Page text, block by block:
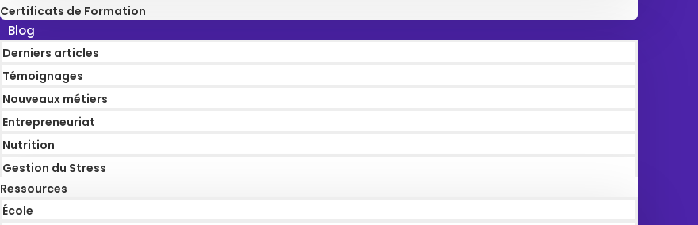
Certificats de Formation
Blog
Derniers articles
Témoignages
Nouveaux métiers
Entrepreneuriat
Nutrition
Gestion du Stress
Ressources
École